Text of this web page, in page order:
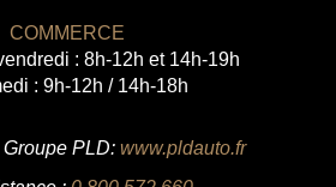
COMMERCE
: 8h-12h et 14h-19h
: 9h-12h / 14h-18h
PLD: www.pldauto.fr